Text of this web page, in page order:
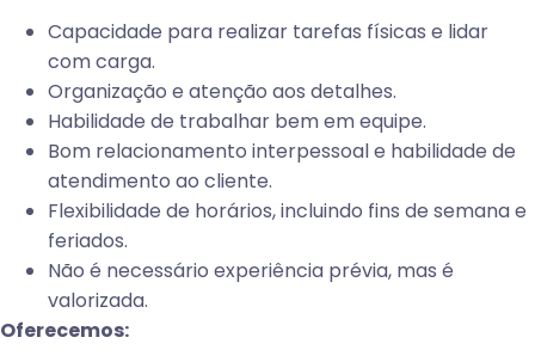
Capacidade para realizar tarefas físicas e lidar
com carga.
Organização e atenção aos detalhes.
Habilidade de trabalhar bem em equipe.
Bom relacionamento interpessoal e habilidade de
atendimento ao cliente.
Flexibilidade de horários, incluindo fins de semana e
feriados.
Não é necessário experiência prévia, mas é
valorizada.
Oferecemos: